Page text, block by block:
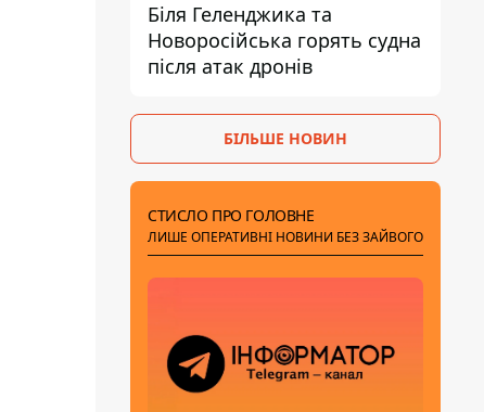
Біля Геленджика та
Новоросійська горять судна
після атак дронів
БІЛЬШЕ НОВИН
СТИСЛО ПРО ГОЛОВНЕ
ЛИШЕ ОПЕРАТИВНІ НОВИНИ БЕЗ ЗАЙВОГО